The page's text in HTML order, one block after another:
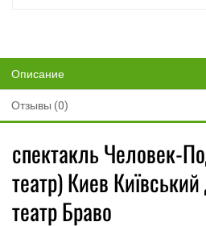
Описание
Отзывы (0)
спектакль Человек-
театр) Киев
театр Браво